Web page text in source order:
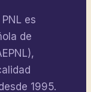
es
de
1995.